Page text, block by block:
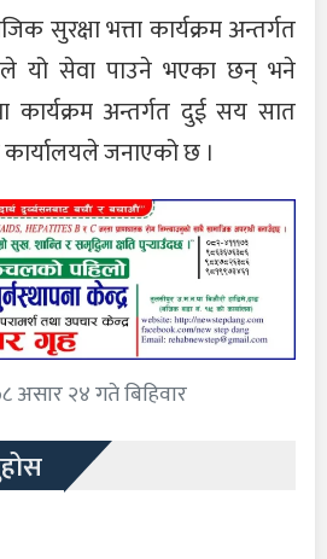
सुरक्षा भत्ता कार्यक्रम अन्तर्गत
यो सेवा पाउने भएका छन् भने
कार्यक्रम अन्तर्गत दुई सय सात
जनाएको छ ।
असार २४ गते बिहिवार